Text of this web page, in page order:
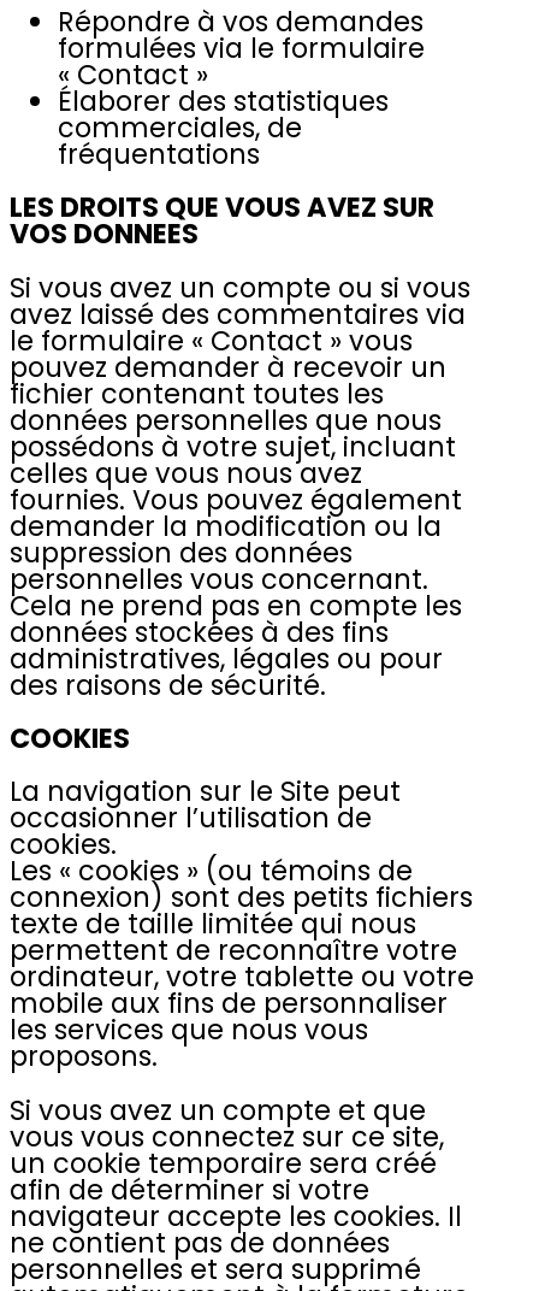
Répondre à vos demandes
formulées via le formulaire
« Contact »
Élaborer des statistiques
commerciales, de
fréquentations
LES DROITS QUE VOUS AVEZ SUR
VOS DONNEES
Si vous avez un compte ou si vous
avez laissé des commentaires via
le formulaire « Contact » vous
pouvez demander à recevoir un
fichier contenant toutes les
données personnelles que nous
possédons à votre sujet, incluant
celles que vous nous avez
fournies. Vous pouvez également
demander la modification ou la
suppression des données
personnelles vous concernant.
Cela ne prend pas en compte les
données stockées à des fins
administratives, légales ou pour
des raisons de sécurité.
COOKIES
La navigation sur le Site peut
occasionner l’utilisation de
cookies.
Les « cookies » (ou témoins de
connexion) sont des petits fichiers
texte de taille limitée qui nous
permettent de reconnaître votre
ordinateur, votre tablette ou votre
mobile aux fins de personnaliser
les services que nous vous
proposons.
Si vous avez un compte et que
vous vous connectez sur ce site,
un cookie temporaire sera créé
afin de déterminer si votre
navigateur accepte les cookies. Il
ne contient pas de données
personnelles et sera supprimé